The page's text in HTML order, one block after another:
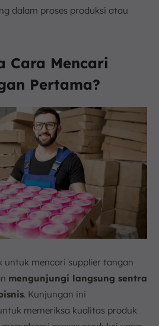
dalam proses produksi atau
Cara Mencari
Pertama?
untuk mencari supplier tangan
mengunjungi langsung sentra
. Kunjungan ini
memeriksa kualitas produk